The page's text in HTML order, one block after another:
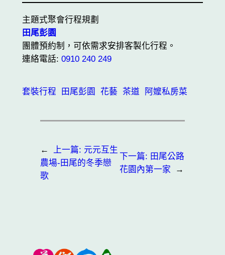
主題式聚會行程規劃
田尾彭園
團體預約制，可依需求安排客製化行程。
連絡電話: 0910 240 249
套裝行程 田尾彭園 花藝 茶道 阿嬤私房菜
← 上一篇: 元元互生
農場-田尾的冬季戀
歌
下一篇: 田尾公路
花園內第一家
→